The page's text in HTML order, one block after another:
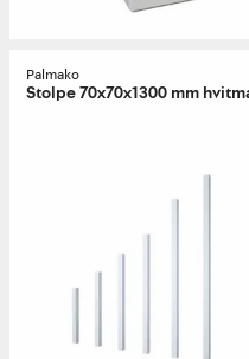
Palmako
Stolpe 70x70x1300 mm